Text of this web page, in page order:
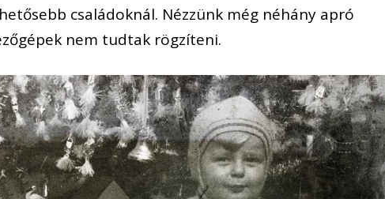
családoknál. Nézzünk még néhány apró
nem tudtak rögzíteni.